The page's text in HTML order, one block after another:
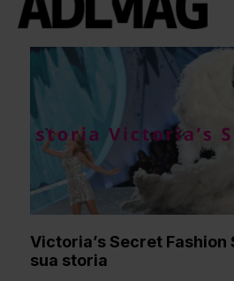
Victoria’s Secret Fashion
sua storia